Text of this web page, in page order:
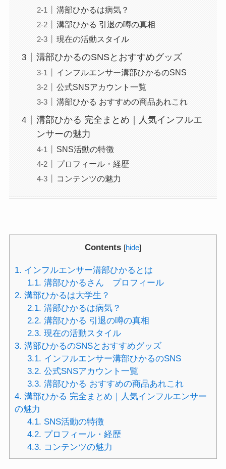
溝部ひかるは病気？
溝部ひかる 引退の噂の真相
現在の活動スタイル
溝部ひかるのSNSとおすすめグッズ
インフルエンサー溝部ひかるのSNS
公式SNSアカウント一覧
溝部ひかる おすすめの商品あれこれ
溝部ひかる 完全まとめ｜人気インフルエ
ンサーの魅力
SNS活動の特徴
プロフィール・経歴
コンテンツの魅力
Contents [hide]
1. インフルエンサー溝部ひかるとは
1.1. 溝部ひかるさん プロフィール
2. 溝部ひかるは大学生？
2.1. 溝部ひかるは病気？
2.2. 溝部ひかる 引退の噂の真相
2.3. 現在の活動スタイル
3. 溝部ひかるのSNSとおすすめグッズ
3.1. インフルエンサー溝部ひかるのSNS
3.2. 公式SNSアカウント一覧
3.3. 溝部ひかる おすすめの商品あれこれ
4. 溝部ひかる 完全まとめ｜人気インフルエンサー
の魅力
4.1. SNS活動の特徴
4.2. プロフィール・経歴
4.3. コンテンツの魅力